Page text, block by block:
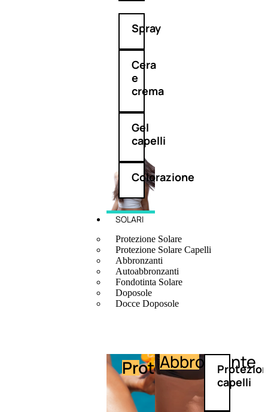
Spray
Cera
e
crema
Gel
capelli
Colorazione
SOLARI
Protezione Solare
Protezione Solare Capelli
Abbronzanti
Autoabbronzanti
Fondotinta Solare
Doposole
Docce Doposole
Protezione
Abbronzante
capelli